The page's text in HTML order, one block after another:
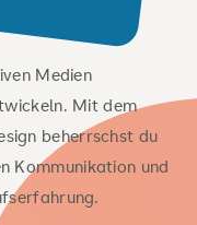
Medien
Mit dem
beherrschst du
Kommunikation und